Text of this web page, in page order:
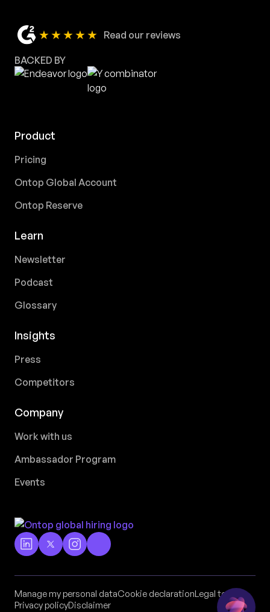
★★★★★ Read our reviews
BACKED BY
Product
Pricing
Ontop Global Account
Ontop Reserve
Learn
Newsletter
Podcast
Glossary
Insights
Press
Competitors
Company
Work with us
Ambassador Program
Events
Manage my personal dataCookie declarationLegal terms
Privacy policyDisclaimer